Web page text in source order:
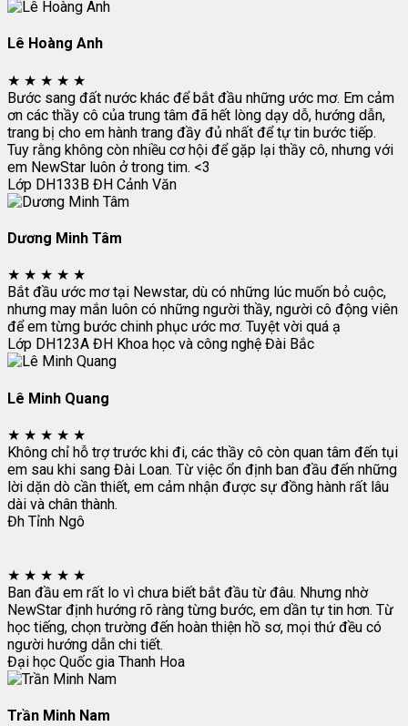
Lê Hoàng Anh
★ ★ ★ ★ ★
Bước sang đất nước khác để bắt đầu những ước mơ. Em cảm
ơn các thầy cô của trung tâm đã hết lòng dạy dỗ, hướng dẫn,
trang bị cho em hành trang đầy đủ nhất để tự tin bước tiếp.
Tuy rằng không còn nhiều cơ hội để gặp lại thầy cô, nhưng với
em NewStar luôn ở trong tim. <3
Lớp DH133B ĐH Cảnh Văn
Dương Minh Tâm
★ ★ ★ ★ ★
Bắt đầu ước mơ tại Newstar, dù có những lúc muốn bỏ cuộc,
nhưng may mắn luôn có những người thầy, người cô động viên
để em từng bước chinh phục ước mơ. Tuyệt vời quá ạ
Lớp DH123A ĐH Khoa học và công nghệ Đài Bắc
Lê Minh Quang
★ ★ ★ ★ ★
Không chỉ hỗ trợ trước khi đi, các thầy cô còn quan tâm đến tụi
em sau khi sang Đài Loan. Từ việc ổn định ban đầu đến những
lời dặn dò cần thiết, em cảm nhận được sự đồng hành rất lâu
dài và chân thành.
Đh Tỉnh Ngô
★ ★ ★ ★ ★
Ban đầu em rất lo vì chưa biết bắt đầu từ đâu. Nhưng nhờ
NewStar định hướng rõ ràng từng bước, em dần tự tin hơn. Từ
học tiếng, chọn trường đến hoàn thiện hồ sơ, mọi thứ đều có
người hướng dẫn chi tiết.
Đại học Quốc gia Thanh Hoa
Trần Minh Nam